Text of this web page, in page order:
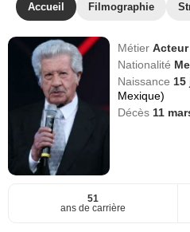
Accueil Filmographie
MétierActeur
Nationalité
Naissance 15
Mexique)
Décès 11
51
ans de carrière